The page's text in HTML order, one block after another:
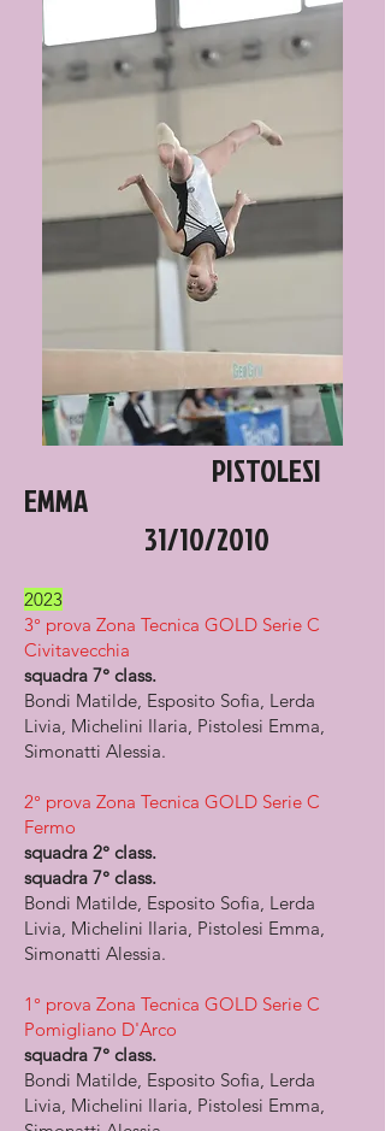
PISTOLESI
EMMA
31/10/2010
2023
3° prova Zona Tecnica GOLD Serie C
Civitavecchia
squadra 7° class.
Bondi Matilde, Esposito Sofia, Lerda
Livia, Michelini Ilaria, Pistolesi Emma,
Simonatti Alessia.
2° prova Zona Tecnica GOLD Serie C
Fermo
squadra 2° class.
squadra 7° class.
Bondi Matilde, Esposito Sofia, Lerda
Livia, Michelini Ilaria, Pistolesi Emma,
Simonatti Alessia.
1° prova Zona Tecnica GOLD Serie C
Pomigliano D'Arco
squadra 7° class.
Bondi Matilde, Esposito Sofia, Lerda
Livia, Michelini Ilaria, Pistolesi Emma,